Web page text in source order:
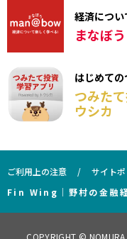
経済につ
まなぼう
はじめて
つみた
ウシカ
ご利用上の注意
サイト
Fin Wing｜野村の金融
COPYRIGHT © NOMURA